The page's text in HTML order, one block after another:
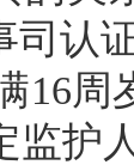
司认
16周
监